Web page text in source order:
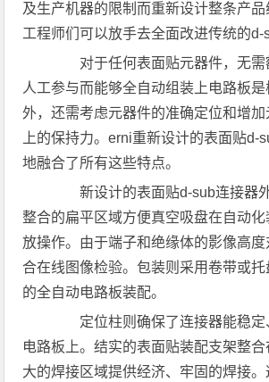
及生产机器的限制而重新设计整条产
工程师们可以放手去全面改进传统的d-
对于任何表面贴元器件，无需
人工参与而能够全自动组装上电路板
外，还需考虑元器件的准确定位和增
上的保持力。erni重新设计的表面贴d-
地融合了所有这些特点。
新设计的表面贴d-sub连接器
整合的扁平区域方便真空吸盘在自动
放操作。由于端子和绝缘体的影像高
合在线图像检验。包装则采用卷带或
的全自动电路板装配。
定位柱则确保了连接器能稳定
电路板上。结实的表面贴装配支架整
大的焊接区域提供经济、牢固的焊接